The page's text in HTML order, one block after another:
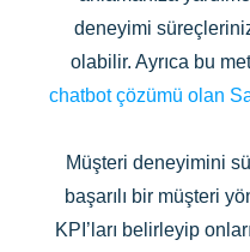
deneyimi
olabilir. Ayrıca bu
chatbot çözümü olan
Müşteri deneyimini
başarılı bir müşteri
KPI’ları belirleyip